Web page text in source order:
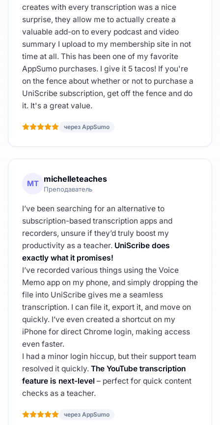
creates with every transcription was a nice
surprise, they allow me to actually create a
valuable add-on to every podcast and video
summary I upload to my membership site in not
time at all. This has been one of my favorite
AppSumo purchases. I give it 5 tacos! If you're
on the fence about whether or not to purchase a
UniScribe subscription, get off the fence and do
it. It's a great value.
через AppSumo
MT michelleteaches
Преподаватель
I’ve been searching for an alternative to
subscription-based transcription apps and
recorders, unsure if they’d truly boost my
productivity as a teacher. UniScribe does
exactly what it promises!
I’ve recorded various things using the Voice
Memo app on my phone, and simply dropping the
file into UniScribe gives me a seamless
transcription. I can file it, export it, and move on
quickly. I’ve even created a shortcut on my
iPhone for direct Chrome login, making access
even faster.
I had a minor login hiccup, but their support team
resolved it quickly. The YouTube transcription
feature is next-level – perfect for quick content
checks as a teacher.
через AppSumo